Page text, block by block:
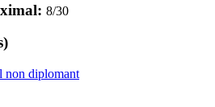
8/30
non diplomant